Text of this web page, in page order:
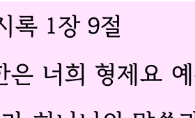
록 1장 9절
은 너희 형제요